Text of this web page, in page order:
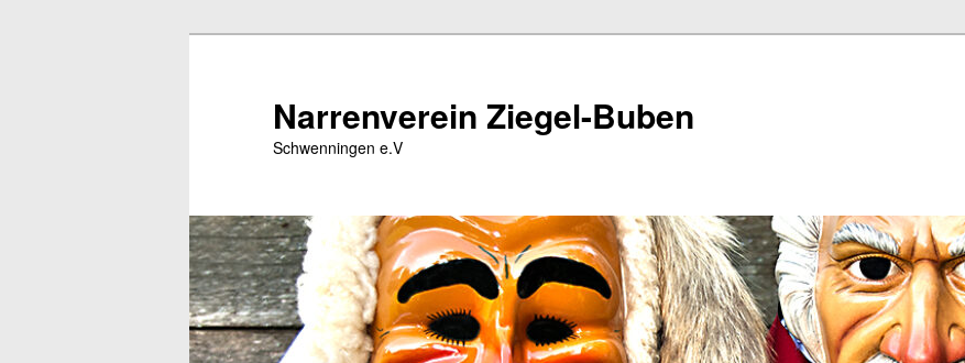
Narrenverein Ziegel-Buben
Schwenningen e.V